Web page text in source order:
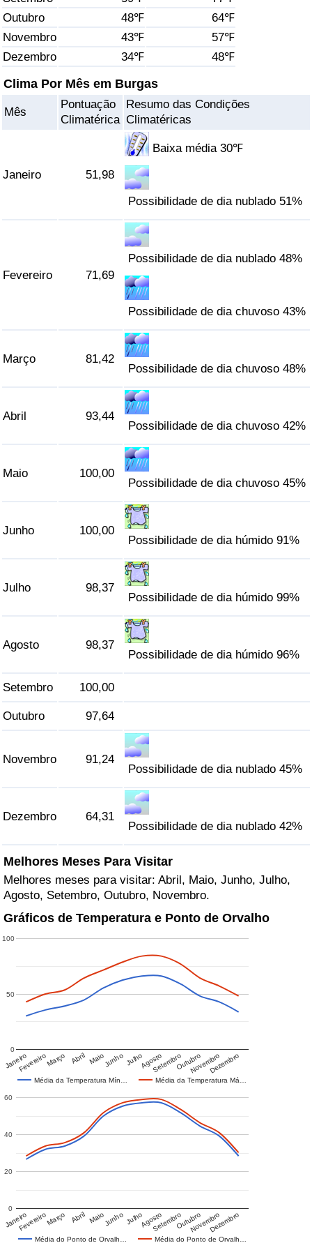
Outubro
48℉
64℉
Novembro
43℉
57℉
Dezembro
34℉ 48℉
Clima Por Mês em Burgas
Mês
Pontuação
Climatérica
Resumo das Condições
Climatéricas
Janeiro 51,98
Baixa média 30℉
Possibilidade de dia nublado 51%
Fevereiro 71,69
Possibilidade de dia nublado 48%
Possibilidade de dia chuvoso 43%
Março 81,42
Possibilidade de dia chuvoso 48%
Abril 93,44
Possibilidade de dia chuvoso 42%
Maio 100,00
Possibilidade de dia chuvoso 45%
Junho 100,00
Possibilidade de dia húmido 91%
Julho 98,37
Possibilidade de dia húmido 99%
Agosto 98,37
Possibilidade de dia húmido 96%
Setembro 100,00
Outubro 97,64
Novembro 91,24
Possibilidade de dia nublado 45%
Dezembro 64,31
Possibilidade de dia nublado 42%
Melhores Meses Para Visitar
Melhores meses para visitar: Abril, Maio, Junho, Julho,
Agosto, Setembro, Outubro, Novembro.
Gráficos de Temperatura e Ponto de Orvalho
Média da Temperatura Mín… Média da Temperatura Má…
JaneiroFevereiroMarço Abril MaioJunho JulhoAgostoSetembroOutubroNovembroDezembro
0
50
100
Média do Ponto de Orvalh… Média do Ponto de Orvalh…
JaneiroFevereiroMarço Abril MaioJunho JulhoAgostoSetembroOutubroNovembroDezembro
0
20
40
60
Saúde
Indicador de Saúde (Atual)
Indicador de Saúde por País
Poluição
Indicador de Poluição (Atual)
Indicador de Poluição por País
Indicador de Trânsito por País